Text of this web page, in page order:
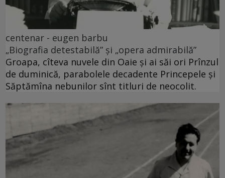
centenar - eugen barbu
„Biografia detestabilă” și „opera admirabilă”
Groapa, cîteva nuvele din Oaie și ai săi ori Prînzul
de duminică, parabolele decadente Princepele și
Săptămîna nebunilor sînt titluri de neocolit.